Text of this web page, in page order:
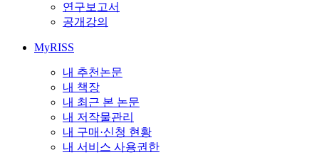
연구보고서
공개강의
MyRISS
내 추천논문
내 책장
내 최근 본 논문
내 저작물관리
내 구매·신청 현황
내 서비스 사용권한